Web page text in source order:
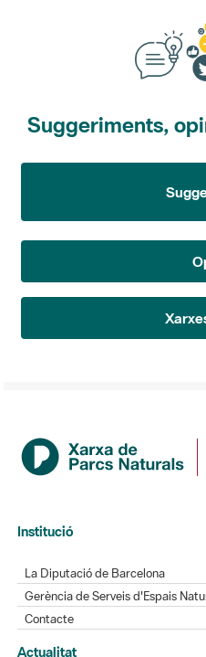
Suggeriments,
Institució
La Diputació de Barcelona
Gerència de Serveis d'Espais
Contacte
Actualitat